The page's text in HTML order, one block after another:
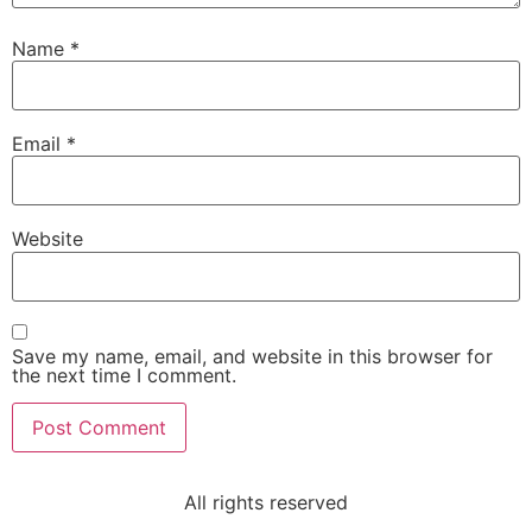
Name *
Email *
Website
Save my name, email, and website in this browser for
the next time I comment.
All rights reserved